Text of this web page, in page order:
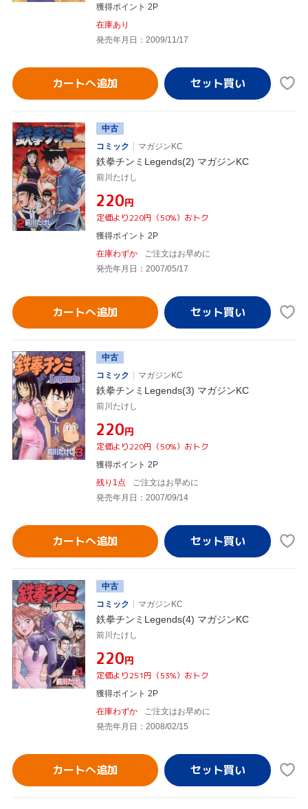
獲得ポイント 2P
在庫あり
発売年月日：2009/11/17
カートへ追加
中古
コミック
マガジンKC
鉄拳チンミLegends(2) マガジンKC
前川たけし
¥220円
定価より220円（50%）おトク
獲得ポイント 2P
在庫わずか
ご注文はお早めに
発売年月日：2007/05/17
カートへ追加
中古
コミック
マガジンKC
鉄拳チンミLegends(3) マガジンKC
前川たけし
¥220円
定価より220円（50%）おトク
獲得ポイント 2P
残り1点
ご注文はお早めに
発売年月日：2007/09/14
カートへ追加
中古
コミック
マガジンKC
鉄拳チンミLegends(4) マガジンKC
前川たけし
¥220円
定価より251円（53%）おトク
獲得ポイント 2P
在庫わずか
ご注文はお早めに
発売年月日：2008/02/15
カートへ追加